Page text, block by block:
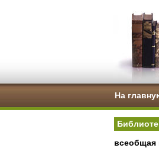
На
всеобщая